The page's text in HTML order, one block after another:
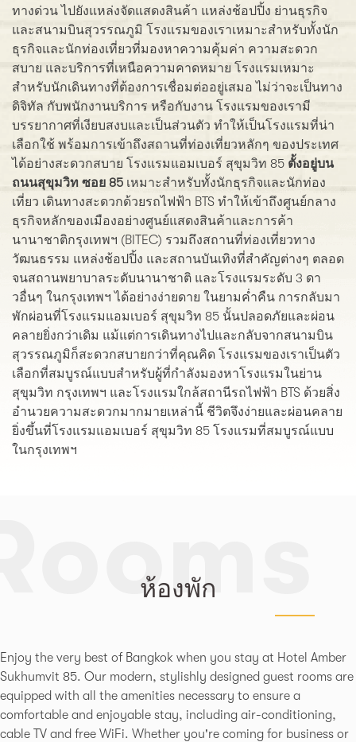
ทางด่วน ไปยังแหล่งจัดแสดงสินค้า แหล่งช้อปปิ้ง ย่านธุรกิจ
และสนามบินสุวรรณภูมิ โรงแรมของเราเหมาะสำหรับทั้งนัก
ธุรกิจและนักท่องเที่ยวที่มองหาความคุ้มค่า ความสะดวก
สบาย และบริการที่เหนือความคาดหมาย โรงแรมเหมาะ
สำหรับนักเดินทางที่ต้องการเชื่อมต่ออยู่เสมอ ไม่ว่าจะเป็นทาง
ดิจิทัล กับพนักงานบริการ หรือกับงาน โรงแรมของเรามี
บรรยากาศที่เงียบสงบและเป็นส่วนตัว ทำให้เป็นโรงแรมที่น่า
เลือกใช้ พร้อมการเข้าถึงสถานที่ท่องเที่ยวหลักๆ ของประเทศ
ได้อย่างสะดวกสบาย โรงแรมแอมเบอร์ สุขุมวิท 85 ตั้งอยู่บน
ถนนสุขุมวิท ซอย 85 เหมาะสำหรับทั้งนักธุรกิจและนักท่อง
เที่ยว เดินทางสะดวกด้วยรถไฟฟ้า BTS ทำให้เข้าถึงศูนย์กลาง
ธุรกิจหลักของเมืองอย่างศูนย์แสดงสินค้าและการค้า
นานาชาติกรุงเทพฯ (BITEC) รวมถึงสถานที่ท่องเที่ยวทาง
วัฒนธรรม แหล่งช้อปปิ้ง และสถานบันเทิงที่สำคัญต่างๆ ตลอด
จนสถานพยาบาลระดับนานาชาติ และโรงแรมระดับ 3 ดา
วอื่นๆ ในกรุงเทพฯ ได้อย่างง่ายดาย ในยามค่ำคืน การกลับมา
พักผ่อนที่โรงแรมแอมเบอร์ สุขุมวิท 85 นั้นปลอดภัยและผ่อน
คลายยิ่งกว่าเดิม แม้แต่การเดินทางไปและกลับจากสนามบิน
สุวรรณภูมิก็สะดวกสบายกว่าที่คุณคิด โรงแรมของเราเป็นตัว
เลือกที่สมบูรณ์แบบสำหรับผู้ที่กำลังมองหาโรงแรมในย่าน
สุขุมวิท กรุงเทพฯ และโรงแรมใกล้สถานีรถไฟฟ้า BTS ด้วยสิ่ง
อำนวยความสะดวกมากมายเหล่านี้ ชีวิตจึงง่ายและผ่อนคลาย
ยิ่งขึ้นที่โรงแรมแอมเบอร์ สุขุมวิท 85 โรงแรมที่สมบูรณ์แบบ
ในกรุงเทพฯ
ห้องพัก
Enjoy the very best of Bangkok when you stay at Hotel Amber
Sukhumvit 85. Our modern, stylishly designed guest rooms are
equipped with all the amenities necessary to ensure a
comfortable and enjoyable stay, including air-conditioning,
cable TV and free WiFi. Whether you're coming for business or